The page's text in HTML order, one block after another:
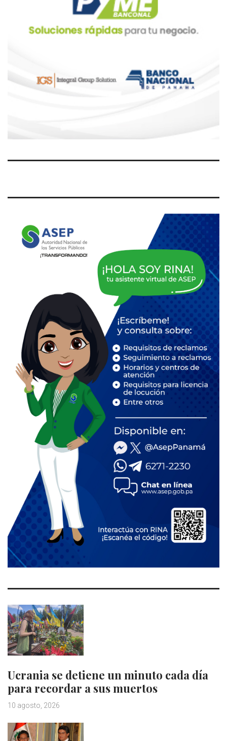
Ucrania se detiene un minuto cada día
para recordar a sus muertos
10 agosto, 2026